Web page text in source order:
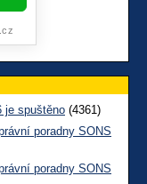
je spuštěno (4361)
poradny SONS
poradny SONS